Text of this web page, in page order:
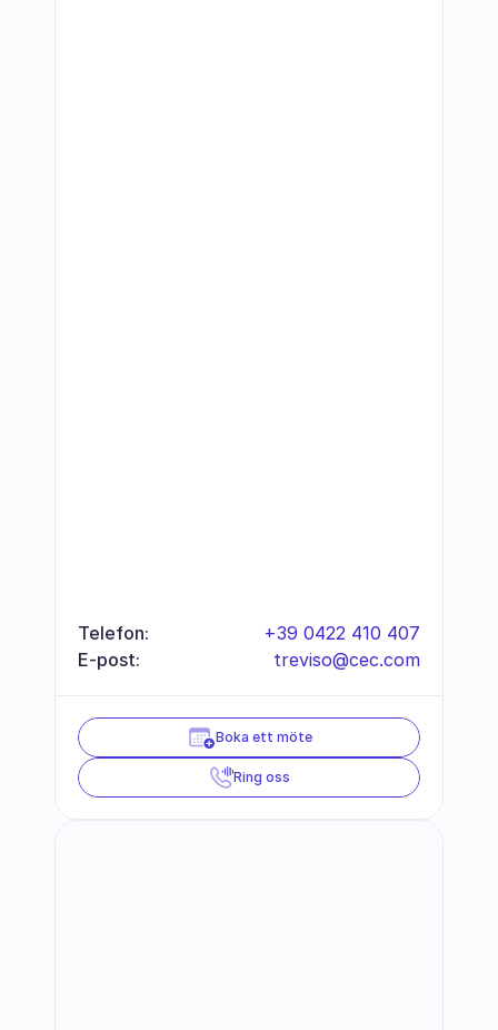
Telefon:
+39 0422 410 407
E-post:
treviso@cec.com
Boka ett möte
Ring oss